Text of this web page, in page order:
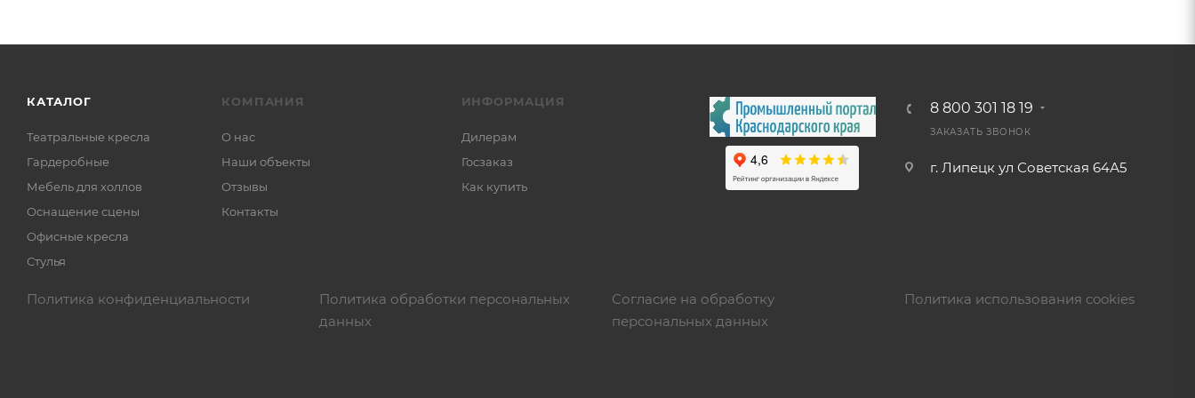
КАТАЛОГ
Театральные кресла
Гардеробные
Мебель для холлов
Оснащение сцены
Офисные кресла
Стулья
КОМПАНИЯ
О нас
Наши объекты
Отзывы
Контакты
ИНФОРМАЦИЯ
Дилерам
Госзаказ
Как купить
8 800 301 18 19
ЗАКАЗАТЬ ЗВОНОК
г. Липецк ул Советская 64А5
Политика конфиденциальности
Политика обработки персональных
данных
Согласие на обработку
персональных данных
Политика использования cookies